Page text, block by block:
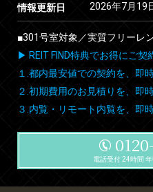
情報更新日 2026年7月19
■301号室対象／実質フリーレ
▶ REIT FIND特典でお得にご契
１.都内最安値での契約を、即
２.初期費用のお見積りを、即
３.内覧・リモート内覧を、即
電話受付 24時間